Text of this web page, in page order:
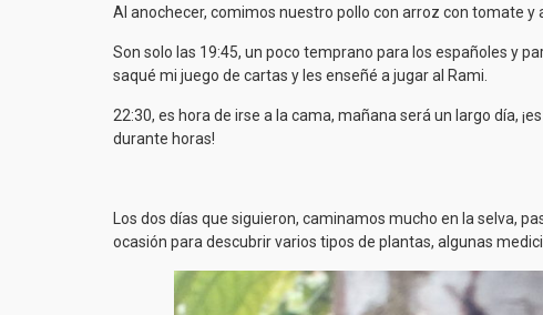
Al anochecer, comimos nuestro pollo con arroz con tomate
Son solo las 19:45, un poco temprano para los españoles y
saqué mi juego de cartas y les enseñé a jugar al Rami.
22:30, es hora de irse a la cama, mañana será un largo día,
durante horas!
Los dos días que siguieron, caminamos mucho en la selva,
ocasión para descubrir varios tipos de plantas, algunas